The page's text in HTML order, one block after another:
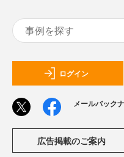
ログイン
メールバック
広告掲載のご案内